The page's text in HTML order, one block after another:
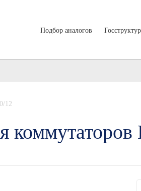
Подбор аналогов
12
коммутаторов